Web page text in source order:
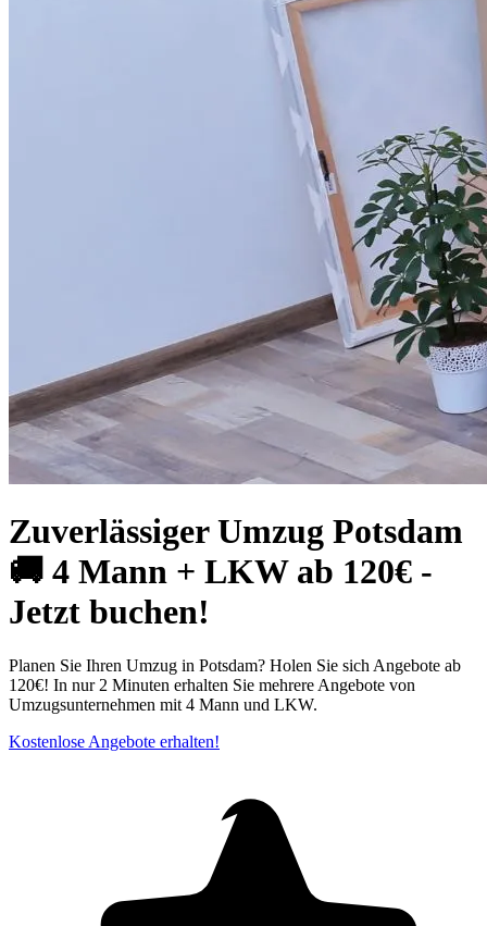
Zuverlässiger Umzug Potsdam
🚚 4 Mann + LKW ab 120€ -
Jetzt buchen!
Planen Sie Ihren Umzug in Potsdam? Holen Sie sich Angebote ab
120€! In nur 2 Minuten erhalten Sie mehrere Angebote von
Umzugsunternehmen mit 4 Mann und LKW.
Kostenlose Angebote erhalten!